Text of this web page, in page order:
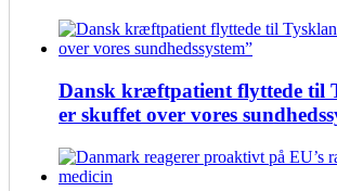
Dansk kræftpatient flyttede til
er skuffet over vores